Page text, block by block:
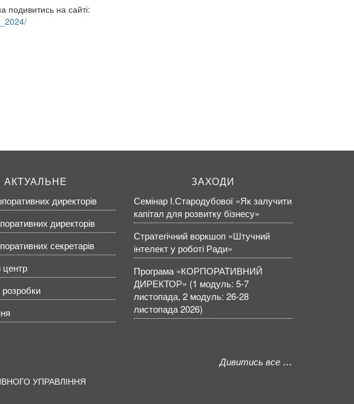
подивитись на сайті:
АКТУАЛЬНЕ
директорів
директорів
секретарів
центр
ЗАХОДИ
Семінар І.Стародубової «Як залучити
капітал для розвитку бізнесу»
Стратегічний воркшоп «Штучний
інтелект у роботі Ради»
Програма «КОРПОРАТИВНИЙ
ДИРЕКТОР» (1 модуль: 5-7
листопада, 2 модуль: 26-28
листопада 2026)
Дивитись все
УПРАВЛІННЯ